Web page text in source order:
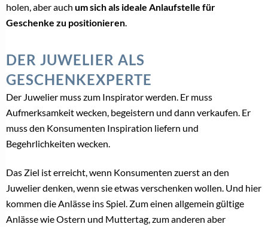
holen, aber auch um sich als ideale Anlaufstelle für
Geschenke zu positionieren
DER JUWELIER ALS
GESCHENKEXPERTE
Der Juwelier muss zum Inspirator werden. Er muss
Aufmerksamkeit wecken, begeistern und dann verkaufen. Er
muss den Konsumenten Inspiration liefern und
Begehrlichkeiten wecken.
Das Ziel ist erreicht, wenn Konsumenten zuerst an den
Juwelier denken, wenn sie etwas verschenken wollen. Und hier
kommen die Anlässe ins Spiel. Zum einen allgemein gültige
Anlässe wie Ostern und Muttertag, zum anderen aber